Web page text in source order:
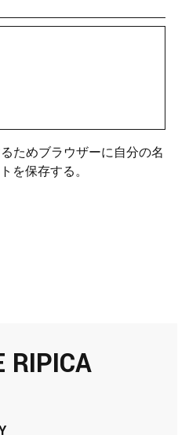
ためブラウザーに自分の名
を保存する。
RIPICA